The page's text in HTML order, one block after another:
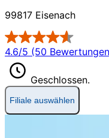
99817 Eisenach
4.6/5 (50
Geschlossen.
Filiale auswählen